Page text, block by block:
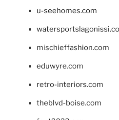
u-seehomes.com
mischieffashion.com
eduwyre.com
retro-interiors.com
theblvd-boise.com